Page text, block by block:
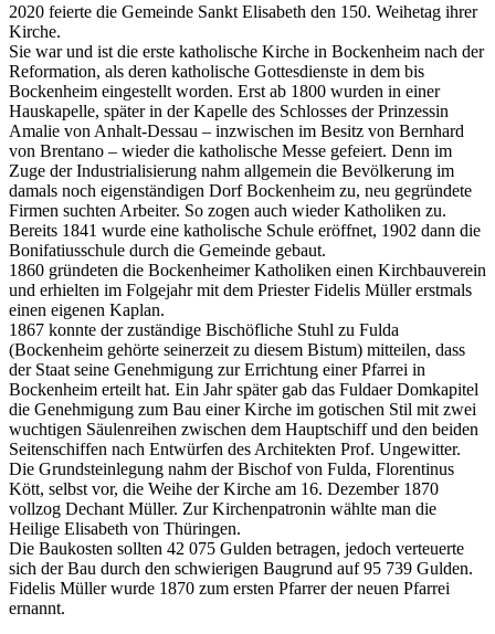
2020 feierte die Gemeinde Sankt Elisabeth den 150. Weihetag ihrer
Kirche.
Sie war und ist die erste katholische Kirche in Bockenheim nach der
Reformation, als deren katholische Gottesdienste in dem bis
Bockenheim eingestellt worden. Erst ab 1800 wurden in einer
Hauskapelle, später in der Kapelle des Schlosses der Prinzessin
Amalie von Anhalt-Dessau – inzwischen im Besitz von Bernhard
von Brentano – wieder die katholische Messe gefeiert. Denn im
Zuge der Industrialisierung nahm allgemein die Bevölkerung im
damals noch eigenständigen Dorf Bockenheim zu, neu gegründete
Firmen suchten Arbeiter. So zogen auch wieder Katholiken zu.
Bereits 1841 wurde eine katholische Schule eröffnet, 1902 dann die
Bonifatiusschule durch die Gemeinde gebaut.
1860 gründeten die Bockenheimer Katholiken einen Kirchbauverein
und erhielten im Folgejahr mit dem Priester Fidelis Müller erstmals
einen eigenen Kaplan.
1867 konnte der zuständige Bischöfliche Stuhl zu Fulda
(Bockenheim gehörte seinerzeit zu diesem Bistum) mitteilen, dass
der Staat seine Genehmigung zur Errichtung einer Pfarrei in
Bockenheim erteilt hat. Ein Jahr später gab das Fuldaer Domkapitel
die Genehmigung zum Bau einer Kirche im gotischen Stil mit zwei
wuchtigen Säulenreihen zwischen dem Hauptschiff und den beiden
Seitenschiffen nach Entwürfen des Architekten Prof. Ungewitter.
Die Grundsteinlegung nahm der Bischof von Fulda, Florentinus
Kött, selbst vor, die Weihe der Kirche am 16. Dezember 1870
vollzog Dechant Müller. Zur Kirchenpatronin wählte man die
Heilige Elisabeth von Thüringen.
Die Baukosten sollten 42 075 Gulden betragen, jedoch verteuerte
sich der Bau durch den schwierigen Baugrund auf 95 739 Gulden.
Fidelis Müller wurde 1870 zum ersten Pfarrer der neuen Pfarrei
ernannt.